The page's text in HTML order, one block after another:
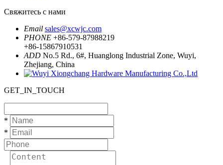
Свяжитесь с нами
Email sales@xcwjc.com
PHONE +86-579-87988219
+86-15867910531
ADD No.5 Rd., 6#, Huanglong Industrial Zone, Wuyi,
Zhejiang, China
GET_IN_TOUCH
*
*